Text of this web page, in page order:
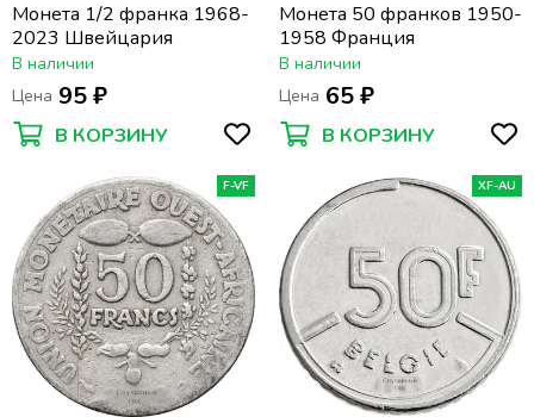
Монета 1/2 франка 1968-
2023 Швейцария
В наличии
Цена 95 ₽
В КОРЗИНУ
Монета 50 франков 1950-
1958 Франция
В наличии
Цена 65 ₽
В КОРЗИНУ
F-VF XF-AU